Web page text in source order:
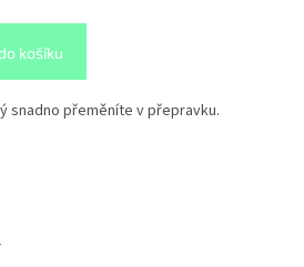
košíku
snadno přeměníte v přepravku.